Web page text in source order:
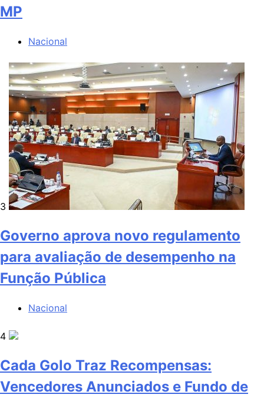
MP
Nacional
3
Governo aprova novo regulamento
para avaliação de desempenho na
Função Pública
Nacional
4
Cada Golo Traz Recompensas:
Vencedores Anunciados e Fundo de